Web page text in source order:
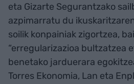
eta Gizarte Segurantzako
azpimarratu du
soilik konpainiak zigortzea,
“erregularizazioa bultzatzea
benetako jarduerara
Torres Ekonomia, Lan eta